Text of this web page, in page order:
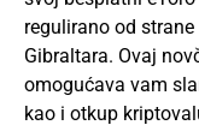
regulirano od
Gibraltara. Ovaj
omogućava vam
kao i otkup